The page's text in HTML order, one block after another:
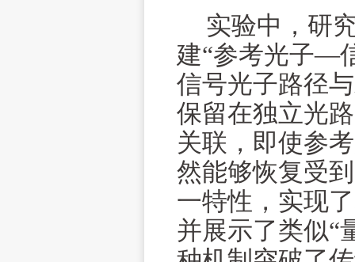
实验中，研
建“参考光子—
信号光子路径
保留在独立光
关联，即使参
然能够恢复受
一特性，实现
并展示了类似“